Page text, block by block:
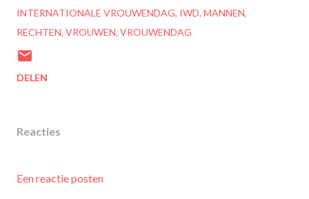
INTERNATIONALE VROUWENDAG IWD MANNEN
RECHTEN VROUWEN VROUWENDAG
DELEN
Reacties
Een reactie posten